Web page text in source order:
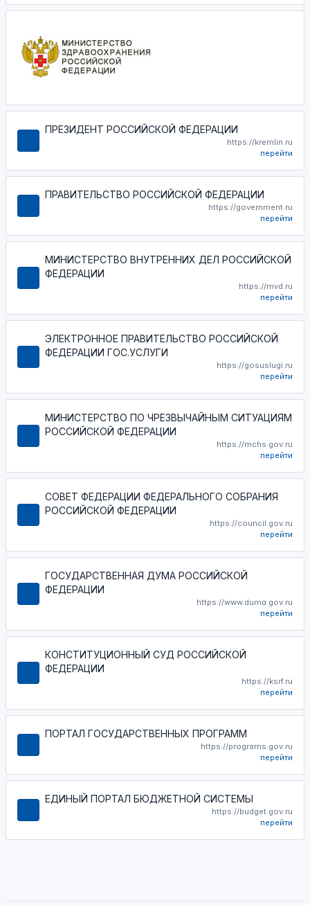
ПРЕЗИДЕНТ РОССИЙСКОЙ ФЕДЕРАЦИИ
https://kremlin.ru
перейти
ПРАВИТЕЛЬСТВО РОССИЙСКОЙ ФЕДЕРАЦИИ
https://government.ru
перейти
МИНИСТЕРСТВО ВНУТРЕННИХ ДЕЛ РОССИЙСКОЙ
ФЕДЕРАЦИИ
https://mvd.ru
перейти
ЭЛЕКТРОННОЕ ПРАВИТЕЛЬСТВО РОССИЙСКОЙ
ФЕДЕРАЦИИ ГОС.УСЛУГИ
https://gosuslugi.ru
перейти
МИНИСТЕРСТВО ПО ЧРЕЗВЫЧАЙНЫМ СИТУАЦИЯМ
РОССИЙСКОЙ ФЕДЕРАЦИИ
https://mchs.gov.ru
перейти
СОВЕТ ФЕДЕРАЦИИ ФЕДЕРАЛЬНОГО СОБРАНИЯ
РОССИЙСКОЙ ФЕДЕРАЦИИ
https://council.gov.ru
перейти
ГОСУДАРСТВЕННАЯ ДУМА РОССИЙСКОЙ
ФЕДЕРАЦИИ
https://www.duma.gov.ru
перейти
КОНСТИТУЦИОННЫЙ СУД РОССИЙСКОЙ
ФЕДЕРАЦИИ
https://ksrf.ru
перейти
ПОРТАЛ ГОСУДАРСТВЕННЫХ ПРОГРАММ
https://programs.gov.ru
перейти
ЕДИНЫЙ ПОРТАЛ БЮДЖЕТНОЙ СИСТЕМЫ
https://budget.gov.ru
перейти